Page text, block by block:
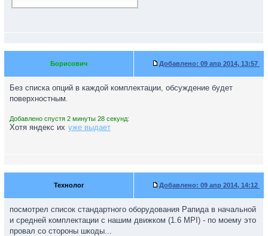
Борисович Добавлено: 09 апр 2014, 13:57
Без списка опций в каждой комплектации, обсуждение будет
поверхностным.
Добавлено спустя 2 минуты 28 секунд:
Хотя яндекс их уже выдает
Технолог Добавлено: 09 апр 2014, 14:12
посмотрел список стандартного оборудования Рапида в начальной
и средней комплектации с нашим движком (1.6 MPI) - по моему это
провал со стороны шкоды...